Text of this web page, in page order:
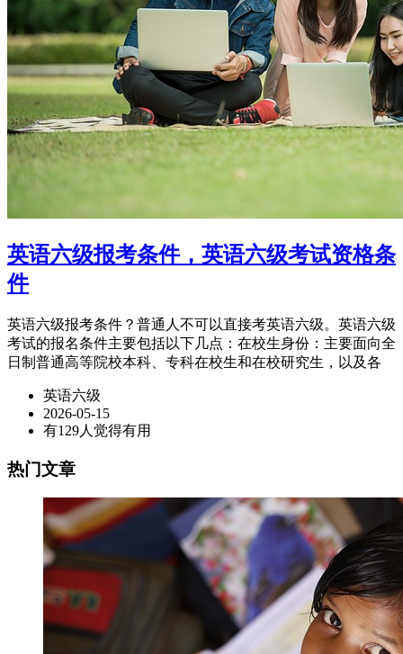
英语六级报考条件，英语六级考试资格条
件
英语六级报考条件？普通人不可以直接考英语六级。英语六级
考试的报名条件主要包括以下几点：在校生身份：主要面向全
日制普通高等院校本科、专科在校生和在校研究生，以及各
英语六级
2026-05-15
有129人觉得有用
热门文章